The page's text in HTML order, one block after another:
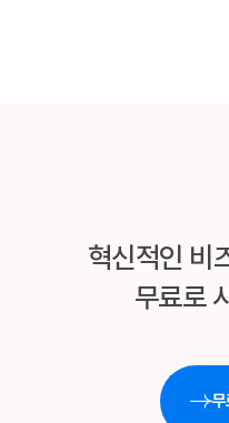
혁신적인 비
무료로
무